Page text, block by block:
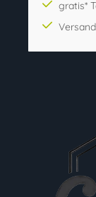
gratis*